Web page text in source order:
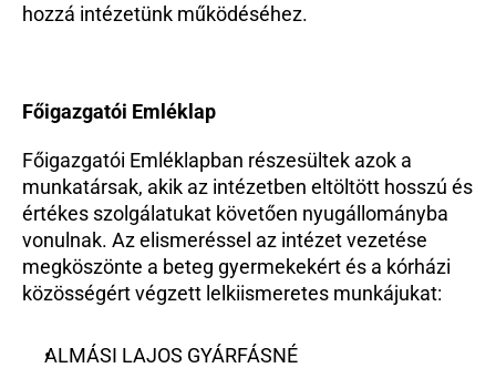
hozzá intézetünk működéséhez.
Főigazgatói Emléklap
Főigazgatói Emléklapban részesültek azok a
munkatársak, akik az intézetben eltöltött hosszú és
értékes szolgálatukat követően nyugállományba
vonulnak. Az elismeréssel az intézet vezetése
megköszönte a beteg gyermekekért és a kórházi
közösségért végzett lelkiismeretes munkájukat:
ALMÁSI LAJOS GYÁRFÁSNÉ